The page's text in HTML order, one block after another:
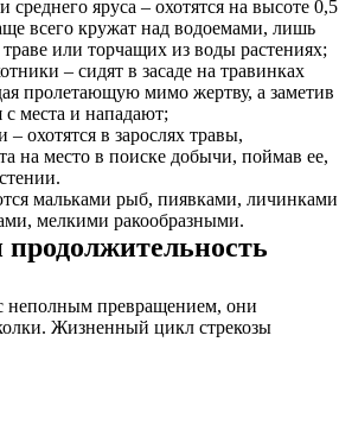
среднего яруса – охотятся на высоте 0,5
всего кружат над водоемами, лишь
или торчащих из воды растениях;
– сидят в засаде на травинках
пролетающую мимо жертву, а заметив
с места и нападают;
охотятся в зарослях травы,
на место в поиске добычи, поймав ее,
мальками рыб, пиявками, личинками
мелкими ракообразными.
неполным превращением, они
Жизненный цикл стрекозы